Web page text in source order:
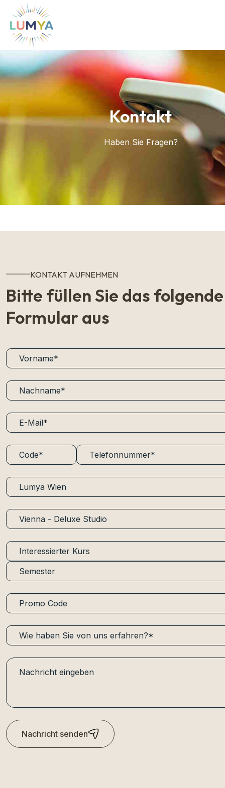
Kontakt
Haben Sie Fragen?
KONTAKT AUFNEHMEN
Bitte füllen Sie das folgende
Formular aus
Nachricht senden